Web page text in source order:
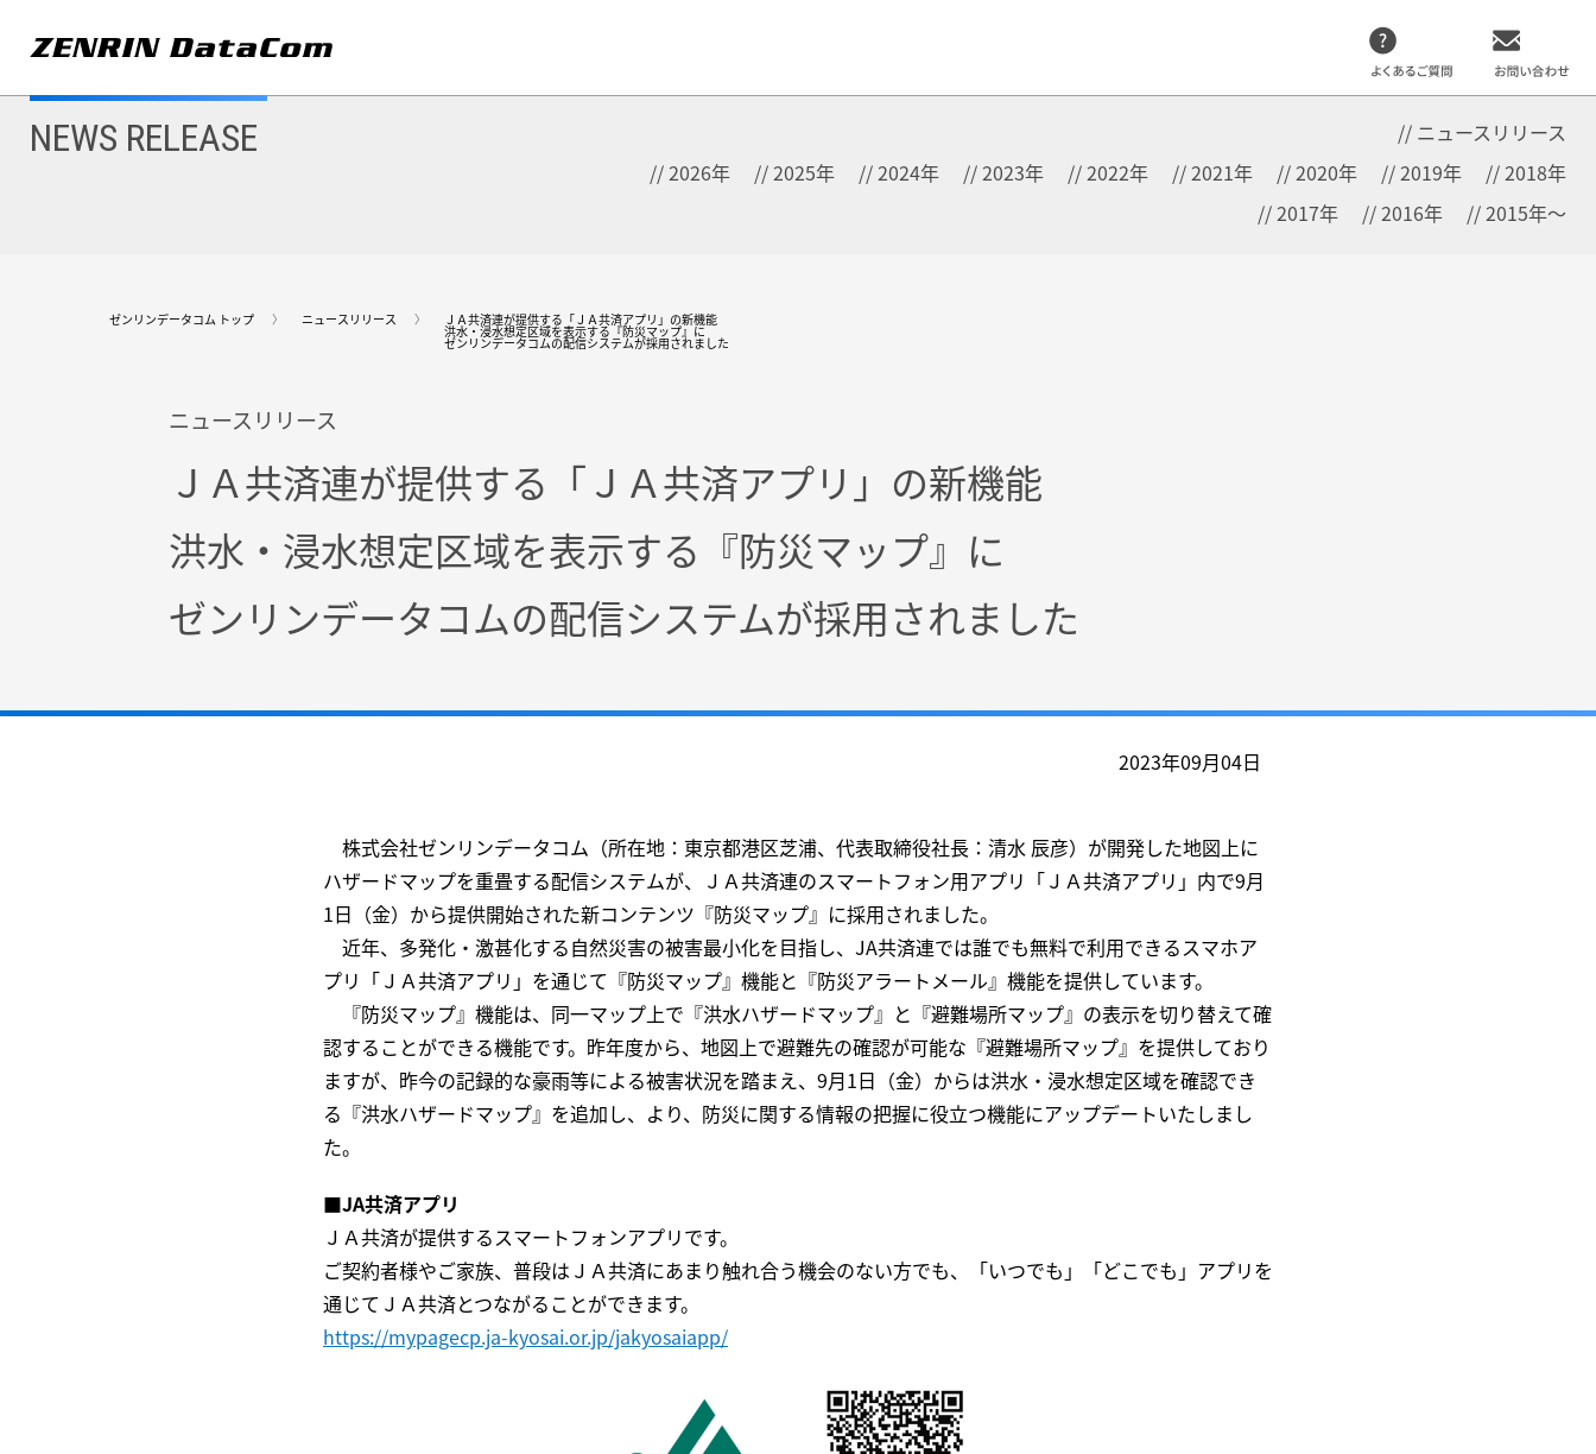
テ
NEWS RELEASE
ニュースリリース
2026年
2025年 2024年 2023年 2022年 2021年 2020年 2019年
2018年
2017年
2016年 2015年～
ゼンリンデータコム トップ ニュースリリース ＪＡ共済連が提供する「ＪＡ共済アプリ」の新機能
洪水・浸水想定区域を表示する『防災マップ』に
ゼンリンデータコムの配信システムが採用されました
ニュースリリース
ＪＡ共済連が提供する「ＪＡ共済アプリ」の新機能
洪水・浸水想定区域を表示する『防災マップ』に
ゼンリンデータコムの配信システムが採用されました
2023年09月04日
株式会社ゼンリンデータコム（所在地：東京都港区芝浦、代表取締役社長：清水 辰彦）が開発した地図上に
ハザードマップを重畳する配信システムが、ＪＡ共済連のスマートフォン用アプリ「ＪＡ共済アプリ」内で9月
1日（金）から提供開始された新コンテンツ『防災マップ』に採用されました。
近年、多発化・激甚化する自然災害の被害最小化を目指し、JA共済連では誰でも無料で利用できるスマホア
プリ「ＪＡ共済アプリ」を通じて『防災マップ』機能と『防災アラートメール』機能を提供しています。
『防災マップ』機能は、同一マップ上で『洪水ハザードマップ』と『避難場所マップ』の表示を切り替えて確
認することができる機能です。昨年度から、地図上で避難先の確認が可能な『避難場所マップ』を提供しており
ますが、昨今の記録的な豪雨等による被害状況を踏まえ、9月1日（金）からは洪水・浸水想定区域を確認でき
る『洪水ハザードマップ』を追加し、より、防災に関する情報の把握に役立つ機能にアップデートいたしまし
た。
■JA共済アプリ
ＪＡ共済が提供するスマートフォンアプリです。
ご契約者様やご家族、普段はＪＡ共済にあまり触れ合う機会のない方でも、「いつでも」「どこでも」アプリを
通じてＪＡ共済とつながることができます。
https://mypagecp.ja-kyosai.or.jp/jakyosaiapp/